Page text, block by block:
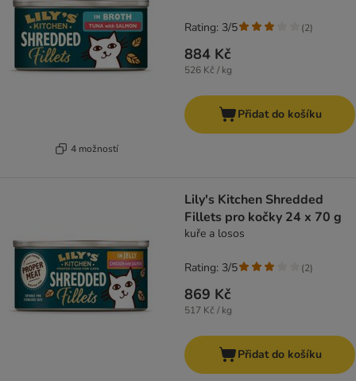
4 možností
884 Kč
526 Kč / kg
Rating: 3/5 (2)
Přidat do košíku
Lily's Kitchen Shredded
Fillets pro kočky 24 x 70 g
kuře a losos
869 Kč
517 Kč / kg
Rating: 3/5 (2)
Přidat do košíku